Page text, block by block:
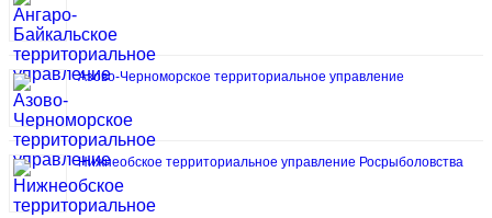
Азово-Черноморское территориальное управление
Нижнеобское территориальное управление Росрыболовства